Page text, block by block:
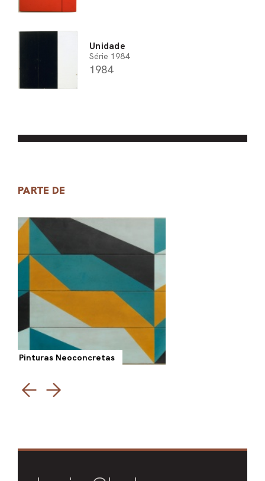
Unidade
Série 1984
1984
PARTE DE
Pinturas Neoconcretas